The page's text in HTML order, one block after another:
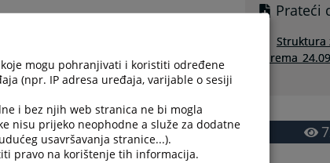
Prateći
Struktura
mogu pohranjivati i koristiti određene
(npr. IP adresa uređaja, varijable o sesiji
i bez njih web stranica ne bi mogla
nisu prijeko neophodne a služe za dodatne
usavršavanja stranice...).
pravo na korištenje tih informacija.